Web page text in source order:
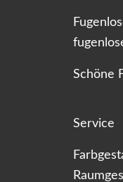
Schöne
Service